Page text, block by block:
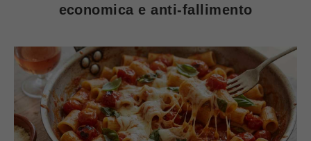
economica e anti-fallimento